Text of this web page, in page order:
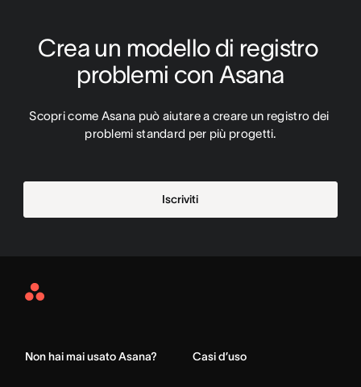
Crea un modello di registro
problemi con Asana
Scopri come Asana può aiutare a creare un registro dei
problemi standard per più progetti.
Iscriviti
Asana
Non hai mai usato Asana? Casi d’uso